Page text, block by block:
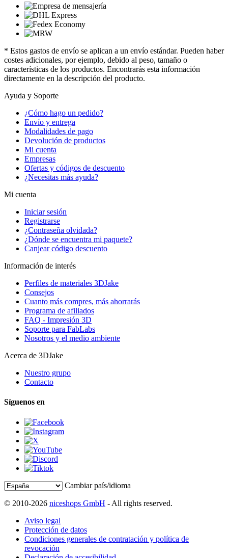
* Estos gastos de envío se aplican a un envío estándar. Pueden haber
costes adicionales, por ejemplo, debido al peso, tamaño o
características de los productos. Encontrarás esta información
directamente en la descripción del producto.
Ayuda y Soporte
¿Cómo hago un pedido?
Envío y entrega
Modalidades de pago
Devolución de productos
Mi cuenta
Empresas
Ofertas y códigos de descuento
¿Necesitas más ayuda?
Mi cuenta
Iniciar sesión
Registrarse
¿Contraseña olvidada?
¿Dónde se encuentra mi paquete?
Canjear código descuento
Información de interés
Perfiles de materiales 3DJake
Consejos
Cuanto más compres, más ahorrarás
Programa de afiliados
FAQ - Impresión 3D
Soporte para FabLabs
Nosotros y el medio ambiente
Acerca de 3DJake
Nuestro grupo
Contacto
Síguenos en
Cambiar país/idioma
© 2010-2026 niceshops GmbH - All rights reserved.
Aviso legal
Protección de datos
Condiciones generales de contratación y política de
revocación